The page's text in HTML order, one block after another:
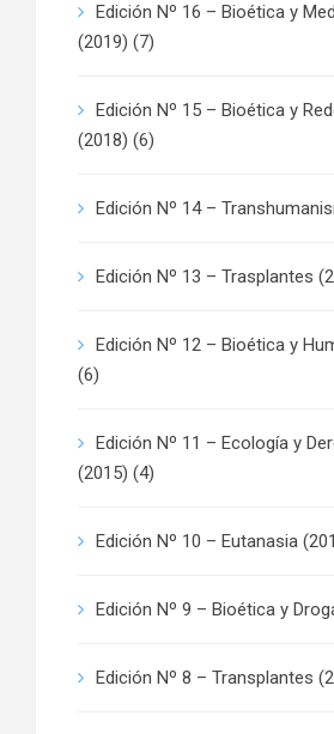
Edición Nº 16 – Bioética y
(2019) (7)
Edición Nº 15 – Bioética y
(2018) (6)
Edición Nº 14 –
Edición Nº 13 – Trasplantes
Edición Nº 12 – Bioética y
(6)
Edición Nº 11 – Ecología y
(2015) (4)
Edición Nº 10 – Eutanasia
Edición Nº 9 – Bioética y
Edición Nº 8 – Transplantes